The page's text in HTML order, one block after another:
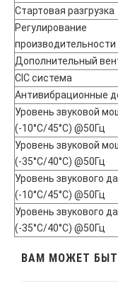
Стартовая разгрузка
Регулирование
производительности
Дополнительный
CIC система
Антивибрационные
Уровень звуковой
(-10°C/45°C) @50Гц
Уровень звуковой
(-35°C/40°C) @50Гц
Уровень звукового
(-10°C/45°C) @50Гц
Уровень звукового
(-35°C/40°C) @50Гц
ВАМ МОЖЕТ